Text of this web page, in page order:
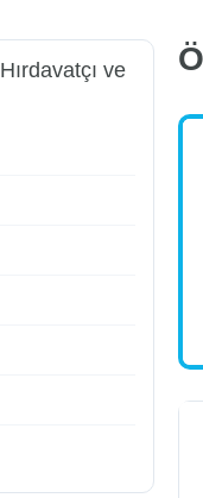
Hırdavatçı ve